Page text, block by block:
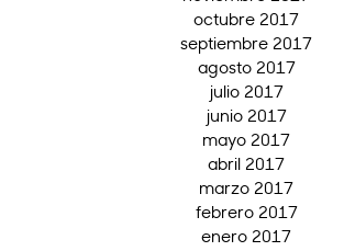
octubre 2017
septiembre 2017
agosto 2017
julio 2017
junio 2017
mayo 2017
abril 2017
marzo 2017
febrero 2017
enero 2017